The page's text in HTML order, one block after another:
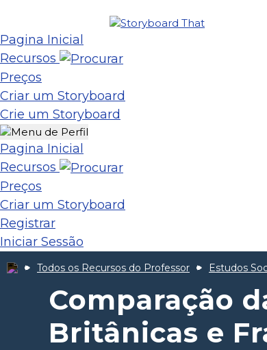
Pagina Inicial
Recursos
Preços
Criar um Storyboard
Crie um Storyboard
Pagina Inicial
Recursos
Preços
Criar um Storyboard
Registrar
Iniciar Sessão
Todos os Recursos do Professor Estudos
Comparação
Britânicas e